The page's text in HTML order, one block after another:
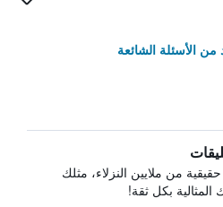
الأسئلة الشائعة
من ملايين النزلاء، مثلك
المثالية بكل ثقة!